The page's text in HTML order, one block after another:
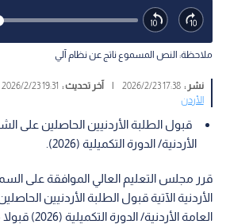
ملاحظة: النص المسموع ناتج عن نظام آلي
نشر :17:38 2026/2/23
| آخر تحديث : 19:31 2026/2/23
الأردن
قبول الطلبة الأردنيين الحاصلين على
الأردنية/ الدورة التكميلية (2026).
قرر مجلس التعليم العالي الموافقة على
الأردنية الآتية قبول الطلبة الأردنيين
العامة الأردنية/